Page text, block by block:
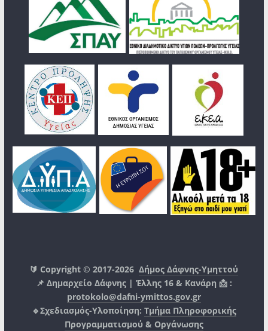
🔰 Copyright © 2017-2026Δήμος Δάφνης-Υμηττού
📌 Δημαρχείο Δάφνης | Έλλης 16 & Κανάρη 📩 :
protokolo@dafni-ymittos.gov.gr
🔹Σχεδιασμός-Υλοποίηση: Τμήμα Πληροφορικής
Προγραμματισμού & Οργάνωσης